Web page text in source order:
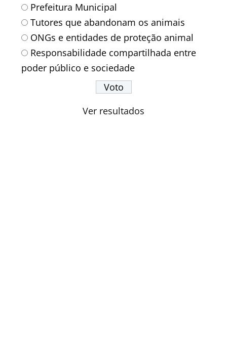
Prefeitura Municipal
Tutores que abandonam os animais
ONGs e entidades de proteção animal
Responsabilidade compartilhada entre
poder público e sociedade
Ver resultados